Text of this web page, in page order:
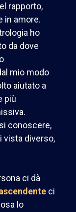
rapporto,
in amore.
ho
da dove
mio modo
aiutato a
più
conoscere,
vista diverso,
ci dà
ci
lo